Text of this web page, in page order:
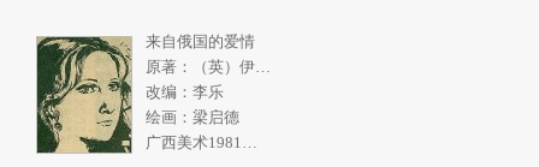
来自俄国的爱情
原著：（英）伊恩弗利明
改编：李乐
绘画：梁启德
广西美术1981年2期